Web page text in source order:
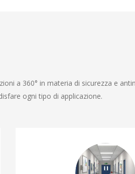
a 360° in materia di sicurezza e
ogni tipo di applicazione.